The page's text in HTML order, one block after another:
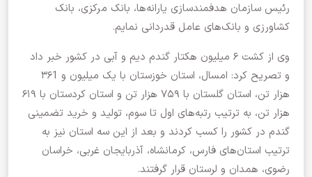
رئیس سازمان هدفمندسازی یارانه‌ها، بانک مرکزی، بانک
کشاورزی و بانک‌های عامل قدردانی نمایم.
وی از کشت ۶ میلیون هکتار گندم دیم و آبی در کشور خبر داد
و تصریح کرد: امسال، استان خوزستان با یک میلیون و ۳۶1
هزار تن، استان گلستان با ۷۵۹ هزار تن و استان کردستان با ۶۱۹
هزار تن، به ترتیب رتبه‌های اول تا سوم، تولید و خرید تضمینی
گندم در کشور را کسب کردند و بعد از این سه استان نیز به
ترتیب استان‌های فارس، کرمانشاه، آذربایجان غربی، خراسان
رضوی، همدان و لرستان قرار گرفتند.